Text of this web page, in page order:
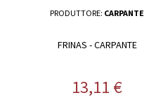
PRODUTTORE: CARPANTE
FRINAS - CARPANTE
Prezzo
13,11 €